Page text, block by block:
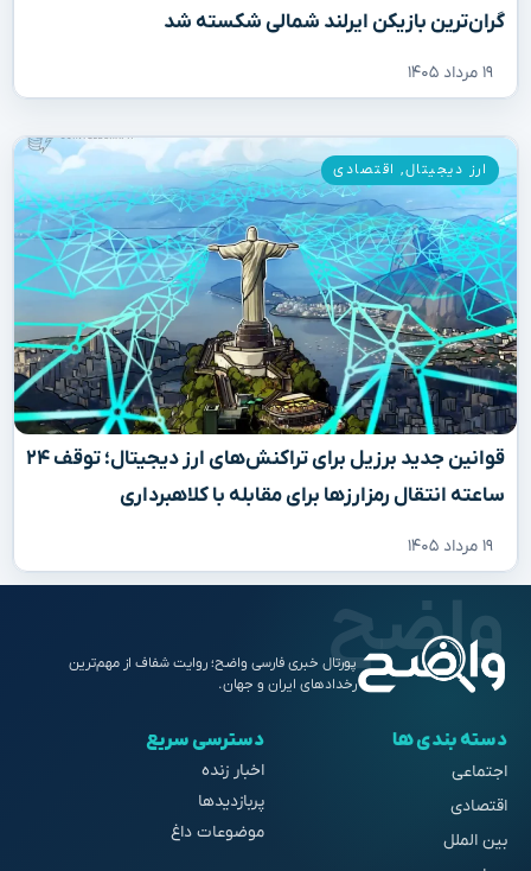
گران‌ترین بازیکن ایرلند شمالی شکسته شد
۱۹ مرداد ۱۴۰۵
قوانین جدید برزیل برای تراکنش‌های ارز دیجیتال؛ توقف ۲۴
ساعته انتقال رمزارزها برای مقابله با کلاهبرداری
۱۹ مرداد ۱۴۰۵
ارز دیجیتال, اقتصادی
پورتال خبری فارسی واضح؛ روایت شفاف از مهم‌ترین
رخدادهای ایران و جهان.
دسته بندی ها
اجتماعی
اقتصادی
بین الملل
دسترسی سریع
اخبار زنده
پربازدیدها
موضوعات داغ